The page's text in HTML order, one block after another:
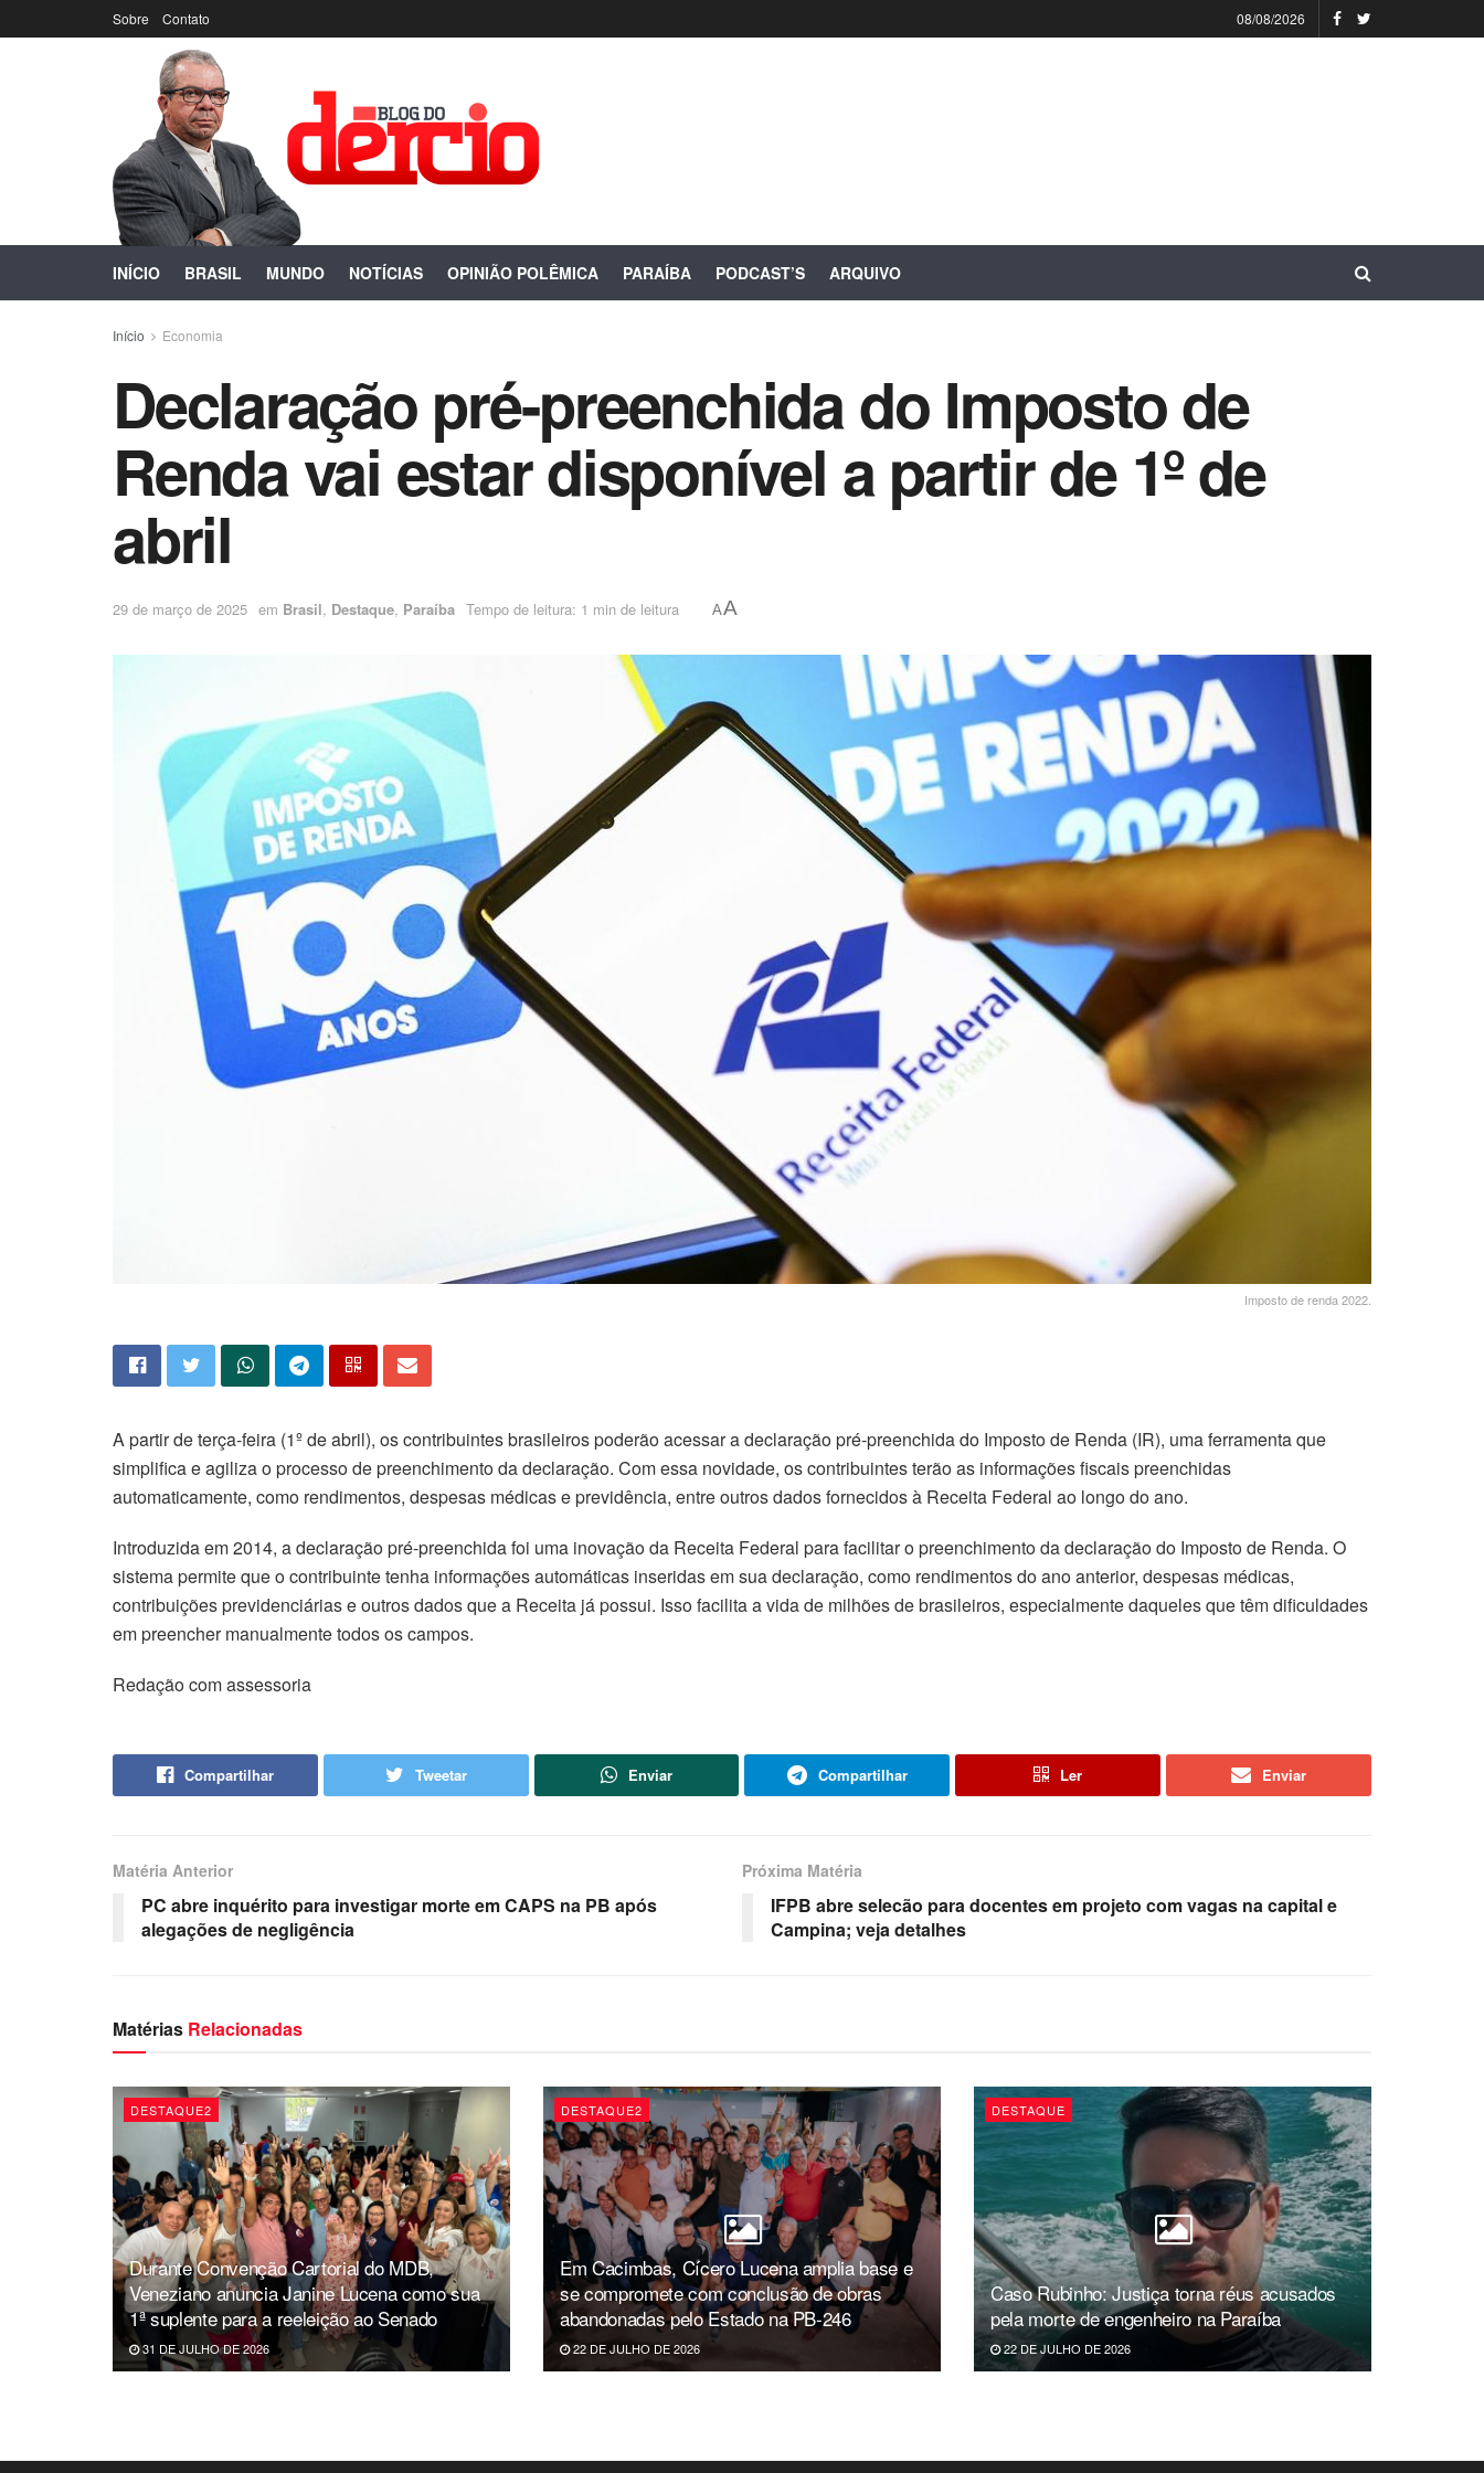
Sobre Contato 08/08/2026
INÍCIO BRASIL MUNDO NOTÍCIAS OPINIÃO POLÊMICA PARAÍBA PODCAST’S ARQUIVO
Início Economia
Declaração pré-preenchida do Imposto de
Renda vai estar disponível a partir de 1º de
abril
29 de março de 2025 em Brasil, Destaque, Paraíba Tempo de leitura: 1 min de leitura AA
Imposto de renda 2022.
A partir de terça-feira (1º de abril), os contribuintes brasileiros poderão acessar a declaração pré-preenchida do Imposto de Renda (IR), uma ferramenta que
simplifica e agiliza o processo de preenchimento da declaração. Com essa novidade, os contribuintes terão as informações fiscais preenchidas
automaticamente, como rendimentos, despesas médicas e previdência, entre outros dados fornecidos à Receita Federal ao longo do ano.
Introduzida em 2014, a declaração pré-preenchida foi uma inovação da Receita Federal para facilitar o preenchimento da declaração do Imposto de Renda. O
sistema permite que o contribuinte tenha informações automáticas inseridas em sua declaração, como rendimentos do ano anterior, despesas médicas,
contribuições previdenciárias e outros dados que a Receita já possui. Isso facilita a vida de milhões de brasileiros, especialmente daqueles que têm dificuldades
em preencher manualmente todos os campos.
Redação com assessoria
Compartilhar Tweetar Enviar Compartilhar Ler Enviar
Matéria Anterior
PC abre inquérito para investigar morte em CAPS na PB após
alegações de negligência
Próxima Matéria
IFPB abre selecão para docentes em projeto com vagas na capital e
Campina; veja detalhes
Matérias Relacionadas
DESTAQUE2
Durante Convenção Cartorial do MDB,
Veneziano anuncia Janine Lucena como sua
1ª suplente para a reeleição ao Senado
31 DE JULHO DE 2026
DESTAQUE2
Em Cacimbas, Cícero Lucena amplia base e
se compromete com conclusão de obras
abandonadas pelo Estado na PB-246
22 DE JULHO DE 2026
DESTAQUE
Caso Rubinho: Justiça torna réus acusados
pela morte de engenheiro na Paraíba
22 DE JULHO DE 2026